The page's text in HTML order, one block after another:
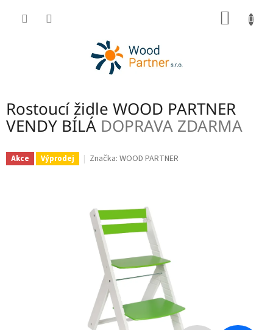
Rostoucí židle WOOD PARTNER
VENDY BÍLÁ DOPRAVA ZDARMA
Akce Výprodej Značka: WOOD PARTNER